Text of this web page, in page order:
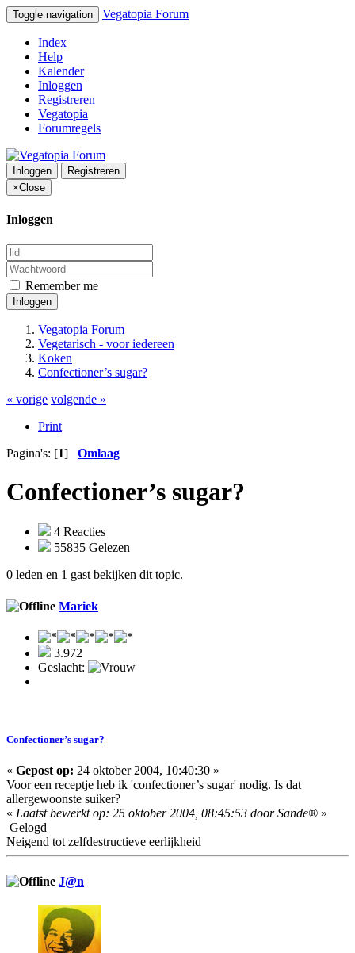
Toggle navigation Vegatopia Forum
Index
Help
Kalender
Inloggen
Registreren
Vegatopia
Forumregels
Inloggen
Registreren
×Close
Inloggen
Remember me
Inloggen
Vegatopia Forum
Vegetarisch - voor iedereen
Koken
Confectioner’s sugar?
« vorige volgende »
Print
Pagina's: [1] Omlaag
Confectioner’s sugar?
4 Reacties
55835 Gelezen
0 leden en 1 gast bekijken dit topic.
Mariek
3.972
Geslacht:
Confectioner’s sugar?
« Gepost op: 24 oktober 2004, 10:40:30 »
Voor een receptje heb ik 'confectioner’s sugar' nodig. Is dat
allergewoonste suiker?
« Laatst bewerkt op: 25 oktober 2004, 08:45:53 door Sande® »
Gelogd
Neigend tot zelfdestructieve eerlijkheid
J@n